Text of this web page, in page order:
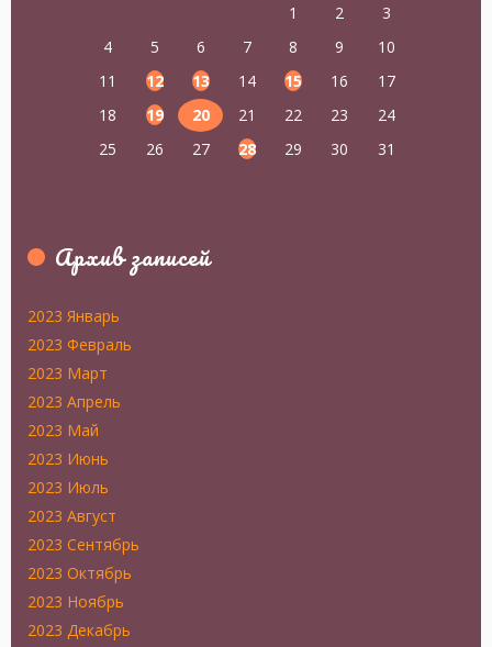
1 2
3
4
5 6 7 8 9
10
11
12 13 14 15 16
17
18
19 20 21 22 23
24
25
26 27 28 29 30 31
Архив записей
2023 Январь
2023 Февраль
2023 Март
2023 Апрель
2023 Май
2023 Июнь
2023 Июль
2023 Август
2023 Сентябрь
2023 Октябрь
2023 Ноябрь
2023 Декабрь